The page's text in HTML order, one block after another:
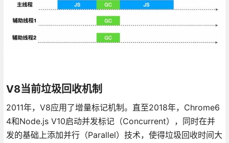
V8当前垃圾回收机制
2011年，V8应用了增量标记机制。直至2018年，Chrome6
4和Node.js V10启动并发标记（Concurrent），同时在并
发的基础上添加并行（Parallel）技术，使得垃圾回收时间大